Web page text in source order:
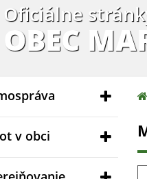
Oficiálne
OBEC
v obci